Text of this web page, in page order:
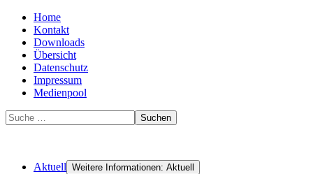
Home
Kontakt
Downloads
Übersicht
Datenschutz
Impressum
Medienpool
Suchen
Aktuell Weitere Informationen: Aktuell